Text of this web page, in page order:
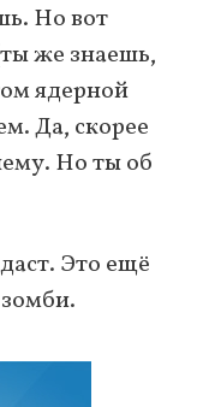
Но вот
же знаешь,
ядерной
Да, скорее
Но ты об
Это ещё